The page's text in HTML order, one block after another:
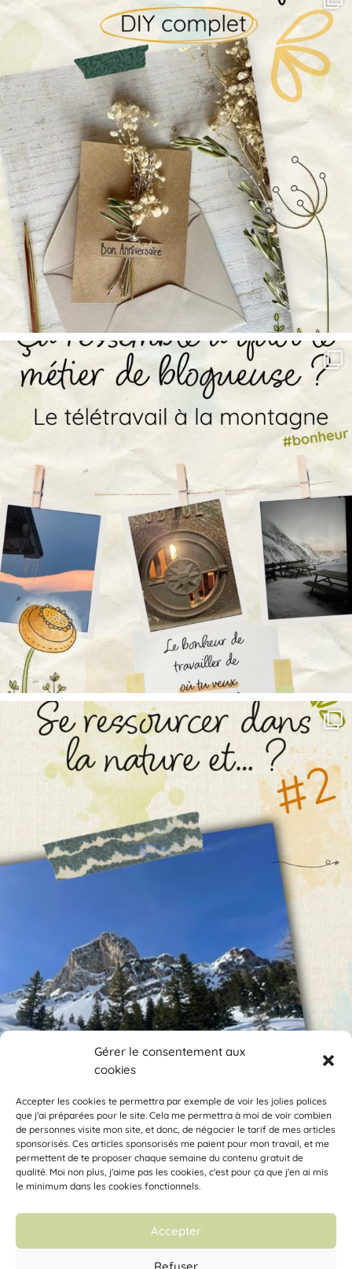
Gérer le consentement aux
cookies
Accepter les cookies te permettra par exemple de voir les jolies polices
que j'ai préparées pour le site. Cela me permettra à moi de voir combien
de personnes visite mon site, et donc, de négocier le tarif de mes articles
sponsorisés. Ces articles sponsorisés me paient pour mon travail, et me
permettent de te proposer chaque semaine du contenu gratuit de
qualité. Moi non plus, j'aime pas les cookies, c'est pour ça que j'en ai mis
le minimum dans les cookies fonctionnels.
Accepter
Refuser
Clémentine la Mandarine fait partie de la Coopérative d’Activités et
d’EmploiVecteur Activités
33 rue des déportés du 11 novembre 1943, 38100 Grenoble – SARL
SCOP à capital variable – RCS de Grenoble 448 355 156 – SIRET 448